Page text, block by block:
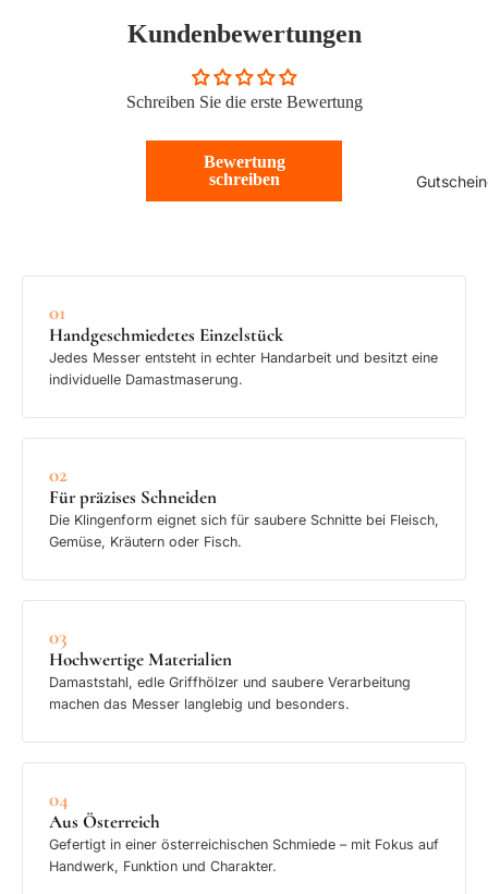
Kundenbewertungen
Schreiben Sie die erste Bewertung
Bewertung
schreiben
01
Handgeschmiedetes Einzelstück
Jedes Messer entsteht in echter Handarbeit und besitzt eine
individuelle Damastmaserung.
02
Für präzises Schneiden
Die Klingenform eignet sich für saubere Schnitte bei Fleisch,
Gemüse, Kräutern oder Fisch.
03
Hochwertige Materialien
Damaststahl, edle Griffhölzer und saubere Verarbeitung
machen das Messer langlebig und besonders.
04
Aus Österreich
Gefertigt in einer österreichischen Schmiede – mit Fokus auf
Handwerk, Funktion und Charakter.